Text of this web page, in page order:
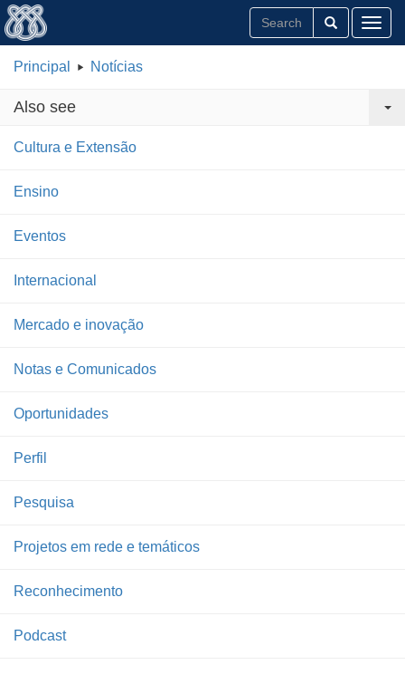
Principal Notícias
Also see
Cultura e Extensão
Ensino
Eventos
Internacional
Mercado e inovação
Notas e Comunicados
Oportunidades
Perfil
Pesquisa
Projetos em rede e temáticos
Reconhecimento
Podcast